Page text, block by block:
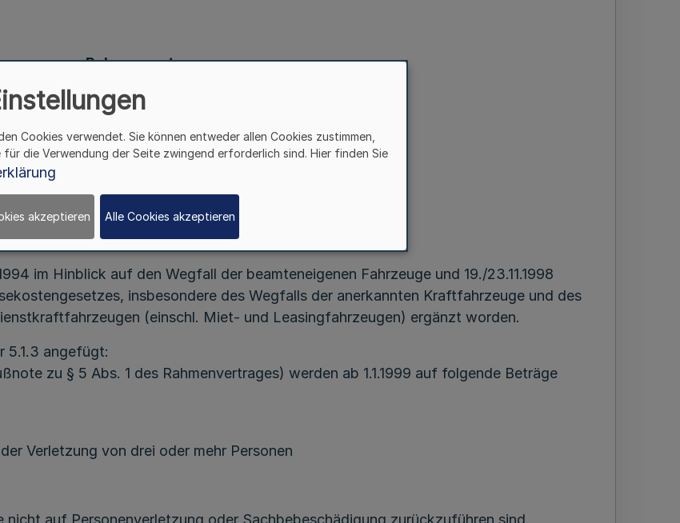
Rahmenvertrag
der Halter privater Kraftfahrzeuge und
RdErl. d. Finanzministeriums v. 16.12.1998 -
wie folgt geändert:
im Hinblick auf den Wegfall der beamteneigenen Fahrzeuge und 19./23.11.1998
insbesondere des Wegfalls der anerkannten Kraftfahrzeuge und des
(einschl. Miet- und Leasingfahrzeugen) ergänzt worden.
5.1.3 angefügt:
zu § 5 Abs. 1 des Rahmenvertrages) werden ab 1.1.1999 auf folgende Beträge
Verletzung von drei oder mehr Personen
auf Personenverletzung oder Sachbebeschädigung zurückzuführen sind.
Cookies verwendet. Sie können entweder allen Cookies zustimmen,
für die Verwendung der Seite zwingend erforderlich sind. Hier finden Sie
akzeptieren Alle Cookies akzeptieren